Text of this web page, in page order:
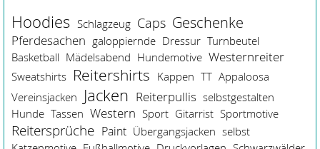
Hoodies Schlagzeug Caps Geschenke
Pferdesachen galoppiernde Dressur Turnbeutel
Basketball Mädelsabend Hundemotive Westernreiter
Sweatshirts Reitershirts Kappen TT Appaloosa
Vereinsjacken Jacken Reiterpullis selbstgestalten
Hunde Tassen Western Sport Gitarrist Sportmotive
Reitersprüche Paint Übergangsjacken selbst